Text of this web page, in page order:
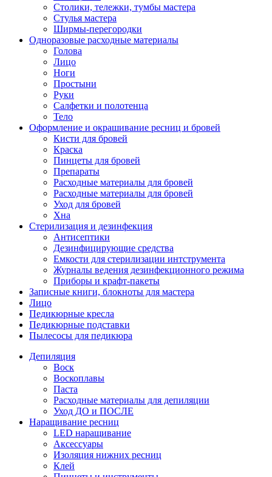
Столики, тележки, тумбы мастера
Стулья мастера
Ширмы-перегородки
Одноразовые расходные материалы
Голова
Лицо
Ноги
Простыни
Руки
Салфетки и полотенца
Тело
Оформление и окрашивание ресниц и бровей
Кисти для бровей
Краска
Пинцеты для бровей
Препараты
Расходные материалы для бровей
Расходные материалы для бровей
Уход для бровей
Хна
Стерилизация и дезинфекция
Антисептики
Дезинфицирующие средства
Емкости для стерилизации интструмента
Журналы ведения дезинфекционного режима
Приборы и крафт-пакеты
Записные книги, блокноты для мастера
Лицо
Педикюрные кресла
Педикюрные подставки
Пылесосы для педикюра
Депиляция
Воск
Воскоплавы
Паста
Расходные материалы для депиляции
Уход ДО и ПОСЛЕ
Наращивание ресниц
LED наращивание
Аксессуары
Изоляция нижних ресниц
Клей